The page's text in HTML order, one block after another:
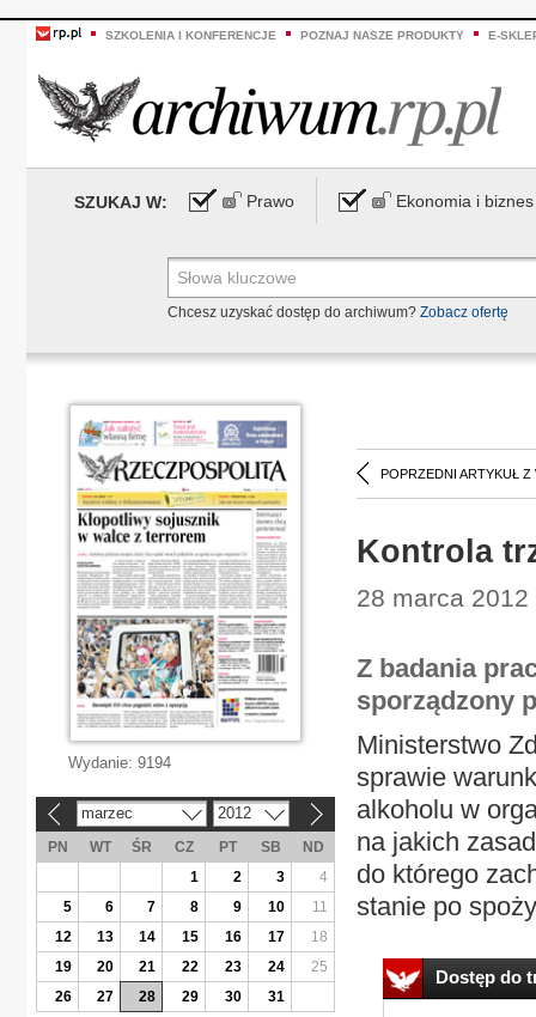
SZKOLENIA I KONFERENCJE POZNAJ NASZE PRODUKTY E-
SZUKAJ W: Prawo Ekonomia i biznes
Chcesz uzyskać dostęp do archiwum? Zobacz ofertę
POPRZEDNI ARTYKUŁ Z
Kontrola
28 marca
Z badania
sporządzony
Ministerstwo
sprawie
alkoholu w
na jakich
do którego
stanie po
Dostęp do
Wydanie: 9194
marzec 2012
PN WT ŚR CZ PT SB
ND
1
2 3
4
5
6 7 8 9 10
11
12
13 14 15 16 17
18
19
20 21 22 23 24
25
26
27 28 29 30 31